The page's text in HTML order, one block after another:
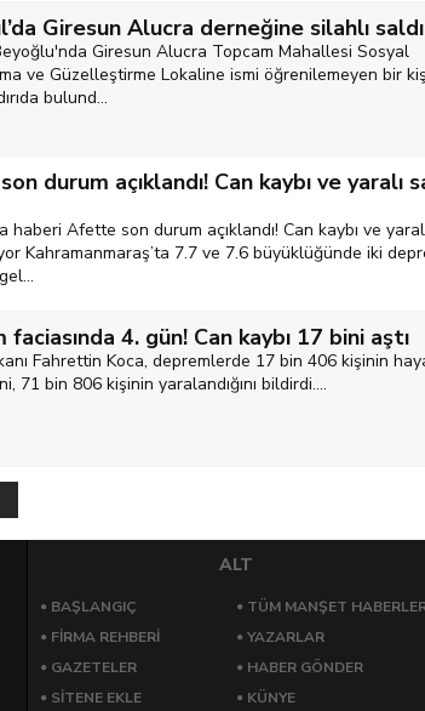
Giresun Alucra derneğine silahlı
Giresun Alucra Topcam Mahallesi Sosyal
ve Güzelleştirme Lokaline ismi öğrenilemeyen bir
bulund...
durum açıklandı! Can kaybı ve yaralı
haberi Afette son durum açıklandı! Can kaybı ve
Kahramanmaraş’ta 7.7 ve 7.6 büyüklüğünde iki
faciasında 4. gün! Can kaybı 17 bini aştı
Fahrettin Koca, depremlerde 17 bin 406 kişinin
71 bin 806 kişinin yaralandığını bildirdi....
ALT
BAŞLANGIÇ
TÜM MANŞET
FİRMA REHBERİ
YAZARLAR
GAZETELER
HABER GÖNDER
SİTENE EKLE
KÜNYE